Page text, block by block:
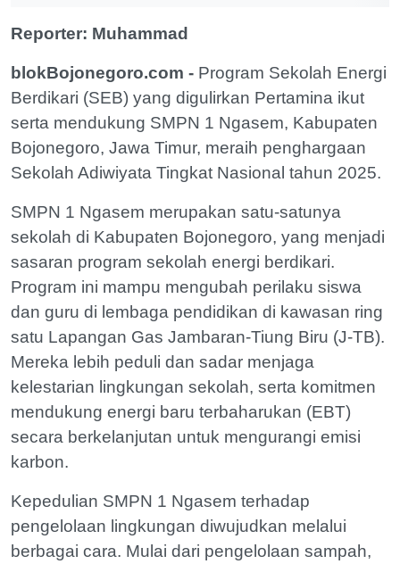
Reporter: Muhammad
blokBojonegoro.com - Program Sekolah Energi
Berdikari (SEB) yang digulirkan Pertamina ikut
serta mendukung SMPN 1 Ngasem, Kabupaten
Bojonegoro, Jawa Timur, meraih penghargaan
Sekolah Adiwiyata Tingkat Nasional tahun 2025.
SMPN 1 Ngasem merupakan satu-satunya
sekolah di Kabupaten Bojonegoro, yang menjadi
sasaran program sekolah energi berdikari.
Program ini mampu mengubah perilaku siswa
dan guru di lembaga pendidikan di kawasan ring
satu Lapangan Gas Jambaran-Tiung Biru (J-TB).
Mereka lebih peduli dan sadar menjaga
kelestarian lingkungan sekolah, serta komitmen
mendukung energi baru terbaharukan (EBT)
secara berkelanjutan untuk mengurangi emisi
karbon.
Kepedulian SMPN 1 Ngasem terhadap
pengelolaan lingkungan diwujudkan melalui
berbagai cara. Mulai dari pengelolaan sampah,